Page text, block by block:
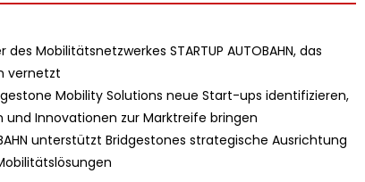
Mobilitätsnetzwerkes STARTUP AUTOBAHN, das
vernetzt
Mobility Solutions neue Start-ups identifizieren,
Innovationen zur Marktreife bringen
unterstützt Bridgestones strategische Ausrichtung